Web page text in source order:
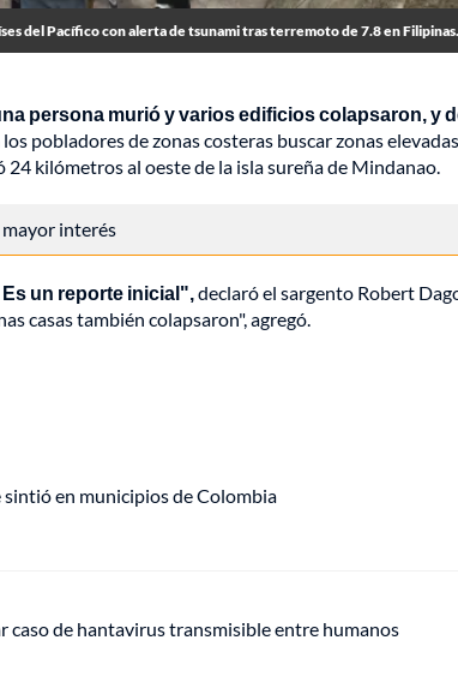
del Pacífico con alerta de tsunami tras terremoto de 7.8 en
persona murió y varios edificios colapsaron, y
pobladores de zonas costeras buscar zonas
kilómetros al oeste de la isla sureña de Mindanao.
mayor interés
un reporte inicial",declaró el sargento Robert
casas también colapsaron", agregó.
en municipios de Colombia
de hantavirus transmisible entre humanos